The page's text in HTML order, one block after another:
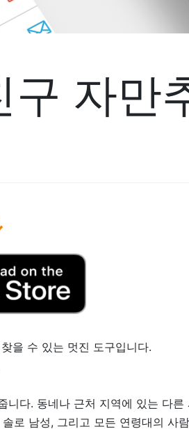
자만
을 수 있는 멋진 도구입니다.
다. 동네나 근처 지역에 있는 다
로 남성, 그리고 모든 연령대의 사